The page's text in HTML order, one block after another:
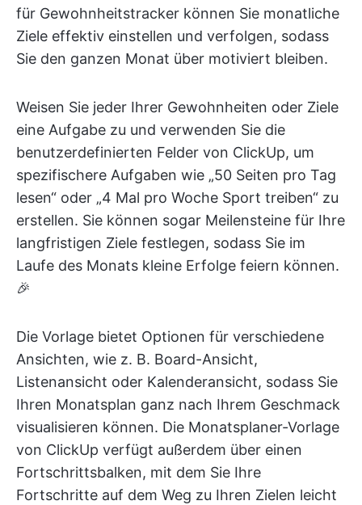
für Gewohnheitstracker können Sie monatliche
Ziele effektiv einstellen und verfolgen, sodass
Sie den ganzen Monat über motiviert bleiben.
Weisen Sie jeder Ihrer Gewohnheiten oder Ziele
eine Aufgabe zu und verwenden Sie die
benutzerdefinierten Felder von ClickUp, um
spezifischere Aufgaben wie „50 Seiten pro Tag
lesen“ oder „4 Mal pro Woche Sport treiben“ zu
erstellen. Sie können sogar Meilensteine für Ihre
langfristigen Ziele festlegen, sodass Sie im
Laufe des Monats kleine Erfolge feiern können.
🎉
Die Vorlage bietet Optionen für verschiedene
Ansichten, wie z. B. Board-Ansicht,
Listenansicht oder Kalenderansicht, sodass Sie
Ihren Monatsplan ganz nach Ihrem Geschmack
visualisieren können. Die Monatsplaner-Vorlage
von ClickUp verfügt außerdem über einen
Fortschrittsbalken, mit dem Sie Ihre
Fortschritte auf dem Weg zu Ihren Zielen leicht